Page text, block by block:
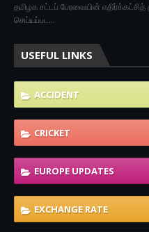
தமிழக சட்டப் பேரவையின்
செய்யப்பட…
USEFUL LINKS
ACCIDENT
CRICKET
EUROPE UPDATES
EXCHANGE RATE